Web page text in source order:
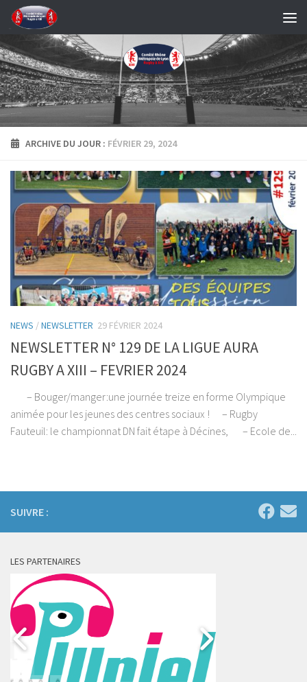
Skip to content
ARCHIVE DU JOUR : FÉVRIER 29, 2024
NEWS /NEWSLETTER 29 FÉVRIER 2024
NEWSLETTER N° 129 DE LA LIGUE AURA
RUGBY A XIII – FEVRIER 2024
– Bouger/manger:une journée treize en forme Olympique
animée pour les jeunes des centres sociaux ! – Rugby
Fauteuil: le championnat DN fait étape à Décines, – Ecole de...
SUIVRE :
LES PARTENAIRES